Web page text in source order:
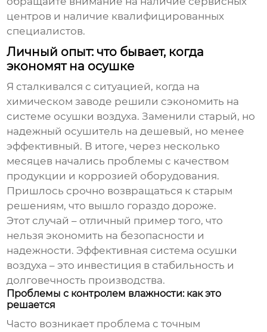
центров и наличие квалифицированных
специалистов.
Личный опыт: что бывает, когда
экономят на осушке
Я сталкивался с ситуацией, когда на
химическом заводе решили сэкономить на
системе осушки воздуха. Заменили старый, но
надежный осушитель на дешевый, но менее
эффективный. В итоге, через несколько
месяцев начались проблемы с качеством
продукции и коррозией оборудования.
Пришлось срочно возвращаться к старым
решениям, что вышло гораздо дороже.
Этот случай – отличный пример того, что
нельзя экономить на безопасности и
надежности. Эффективная система осушки
воздуха – это инвестиция в стабильность и
долговечность производства.
Проблемы с контролем влажности: как это
решается
Часто возникает проблема с точным